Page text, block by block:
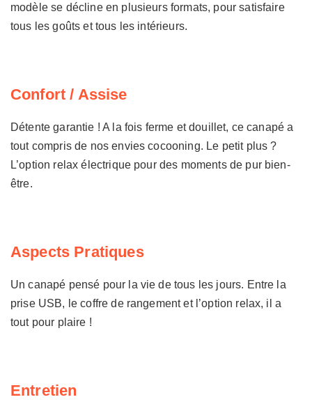
modèle se décline en plusieurs formats, pour satisfaire
tous les goûts et tous les intérieurs.
Confort / Assise
Détente garantie ! A la fois ferme et douillet, ce canapé a
tout compris de nos envies cocooning. Le petit plus ?
L’option relax électrique pour des moments de pur bien-
être.
Aspects Pratiques
Un canapé pensé pour la vie de tous les jours. Entre la
prise USB, le coffre de rangement et l’option relax, il a
tout pour plaire !
Entretien